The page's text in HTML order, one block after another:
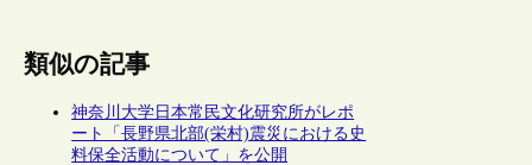
類似の記事
神奈川大学日本常民文化研究所がレポ
ート「長野県北部(栄村)震災における史
料保全活動について」を公開